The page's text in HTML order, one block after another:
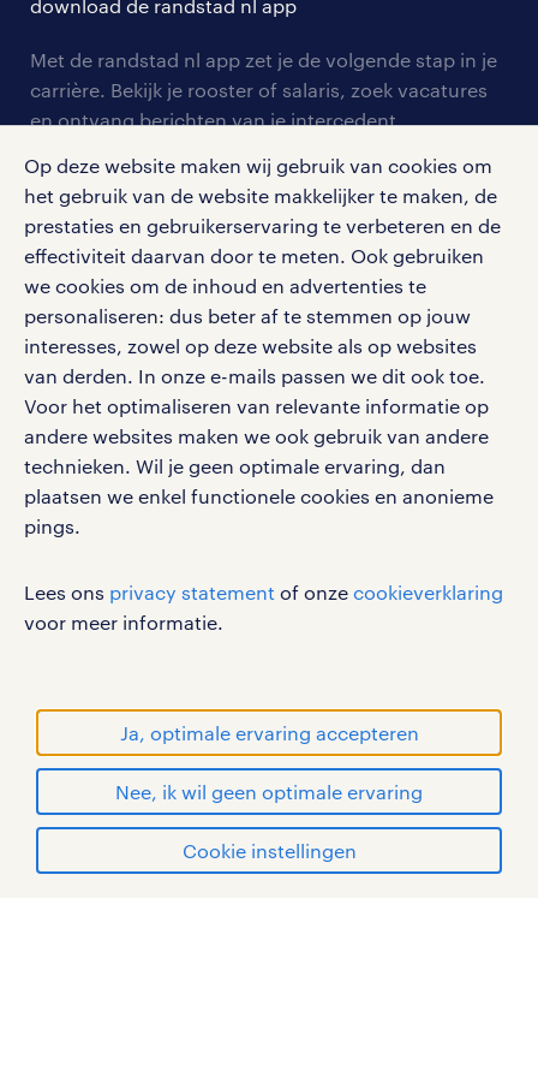
Op deze website maken wij gebruik van cookies om
het gebruik van de website makkelijker te maken, de
prestaties en gebruikerservaring te verbeteren en de
effectiviteit daarvan door te meten. Ook gebruiken
we cookies om de inhoud en advertenties te
personaliseren: dus beter af te stemmen op jouw
interesses, zowel op deze website als op websites
van derden. In onze e-mails passen we dit ook toe.
Voor het optimaliseren van relevante informatie op
andere websites maken we ook gebruik van andere
technieken. Wil je geen optimale ervaring, dan
plaatsen we enkel functionele cookies en anonieme
pings.
Lees ons privacy statement of onze cookieverklaring
voor meer informatie.
Ja, optimale ervaring accepteren
Nee, ik wil geen optimale ervaring
Cookie instellingen
solliciteren
tarieven
personeel gezocht
aanmelden nieuwsbrief
blogs en artikelen
bruto-netto calculator
onze vestigingen
pers
klachten en misstanden
download de randstad nl app
Met de randstad nl app zet je de volgende stap in je
carrière. Bekijk je rooster of salaris, zoek vacatures
en ontvang berichten van je intercedent.
apple app store
google play store
social media
Volg ons voor de leukste content omtrent
vacatures, solliciteren en inspiratie.
gebruikersvoorwaarden
disclaimer
sitemap
RANDSTAD, HUMAN FORWARD en SHAPING THE
WORLD OF WORK zijn geregistreerde
handelsmerken van Randstad N.V.